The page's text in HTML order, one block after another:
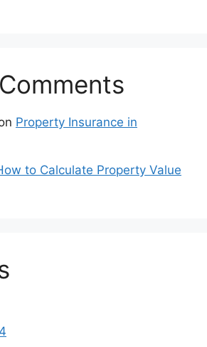
Property Insurance in
to Calculate Property Value